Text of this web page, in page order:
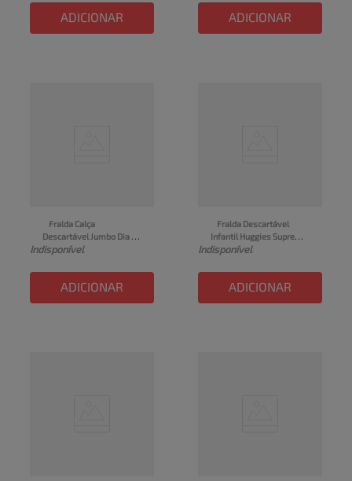
ADICIONAR ADICIONAR
Fralda Calça
Descartável Jumbo Dia &
Noite MAMYPOKO
Un
Indisponível
ADICIONAR
Fralda Descartável
Infantil Huggies Supreme
Care Roupinha Tamanho G
Indisponível
ADICIONAR